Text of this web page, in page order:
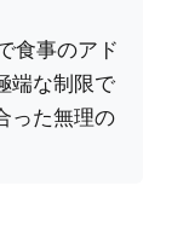
食事のアド
端な制限で
った無理の